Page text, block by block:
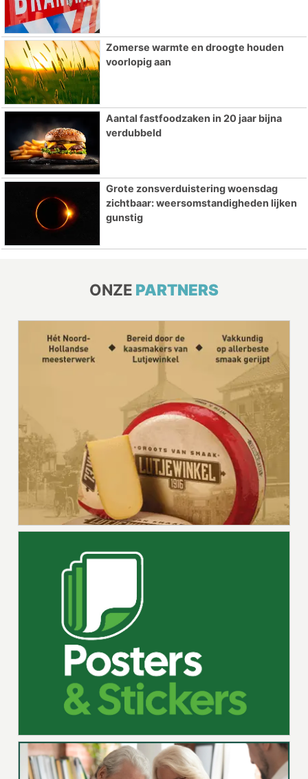
Zomerse warmte en droogte houden
voorlopig aan
Aantal fastfoodzaken in 20 jaar bijna
verdubbeld
Grote zonsverduistering woensdag
zichtbaar: weersomstandigheden lijken
gunstig
ONZE PARTNERS